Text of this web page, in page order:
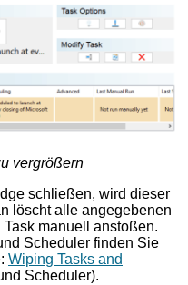
vergrößern
schließen, wird dieser
löscht alle angegebenen
manuell anstoßen.
Scheduler finden Sie
Wiping Tasks and
Scheduler).